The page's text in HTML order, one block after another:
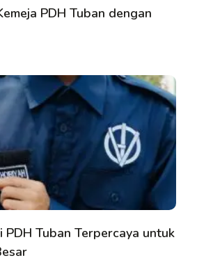
PDH Tuban dengan
PDH Tuban Terpercaya untuk